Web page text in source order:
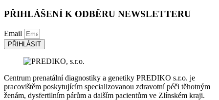
PŘIHLÁŠENÍ K ODBĚRU NEWSLETTERU
Email
PŘIHLÁSIT
Centrum prenatální diagnostiky a genetiky PREDIKO s.r.o. je
pracovištěm poskytujícím specializovanou zdravotní péči těhotným
ženám, dysfertilním párům a dalším pacientům ve Zlínském kraji.